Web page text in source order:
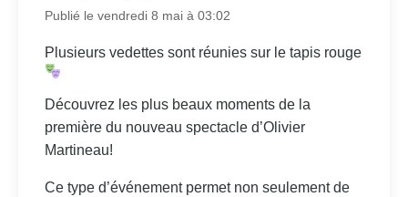
Publié le vendredi 8 mai à 03:02
Plusieurs vedettes sont réunies sur le tapis rouge
Découvrez les plus beaux moments de la
première du nouveau spectacle d’Olivier
Martineau!
Ce type d’événement permet non seulement de